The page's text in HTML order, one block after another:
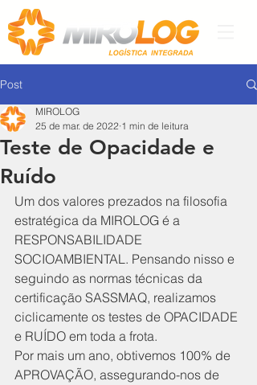
Post
Teste de Opacidade e
Ruído
MIROLOG
25 de mar. de 2022 1 min de leitura
Um dos valores prezados na filosofia
estratégica da MIROLOG é a
RESPONSABILIDADE
SOCIOAMBIENTAL. Pensando nisso e
seguindo as normas técnicas da
certificação SASSMAQ, realizamos
ciclicamente os testes de OPACIDADE
e RUÍDO em toda a frota.
Por mais um ano, obtivemos 100% de
APROVAÇÃO, assegurando-nos de